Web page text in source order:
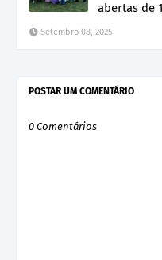
abertas de
Setembro 08, 2025
POSTAR UM COMENTÁRIO
0 Comentários